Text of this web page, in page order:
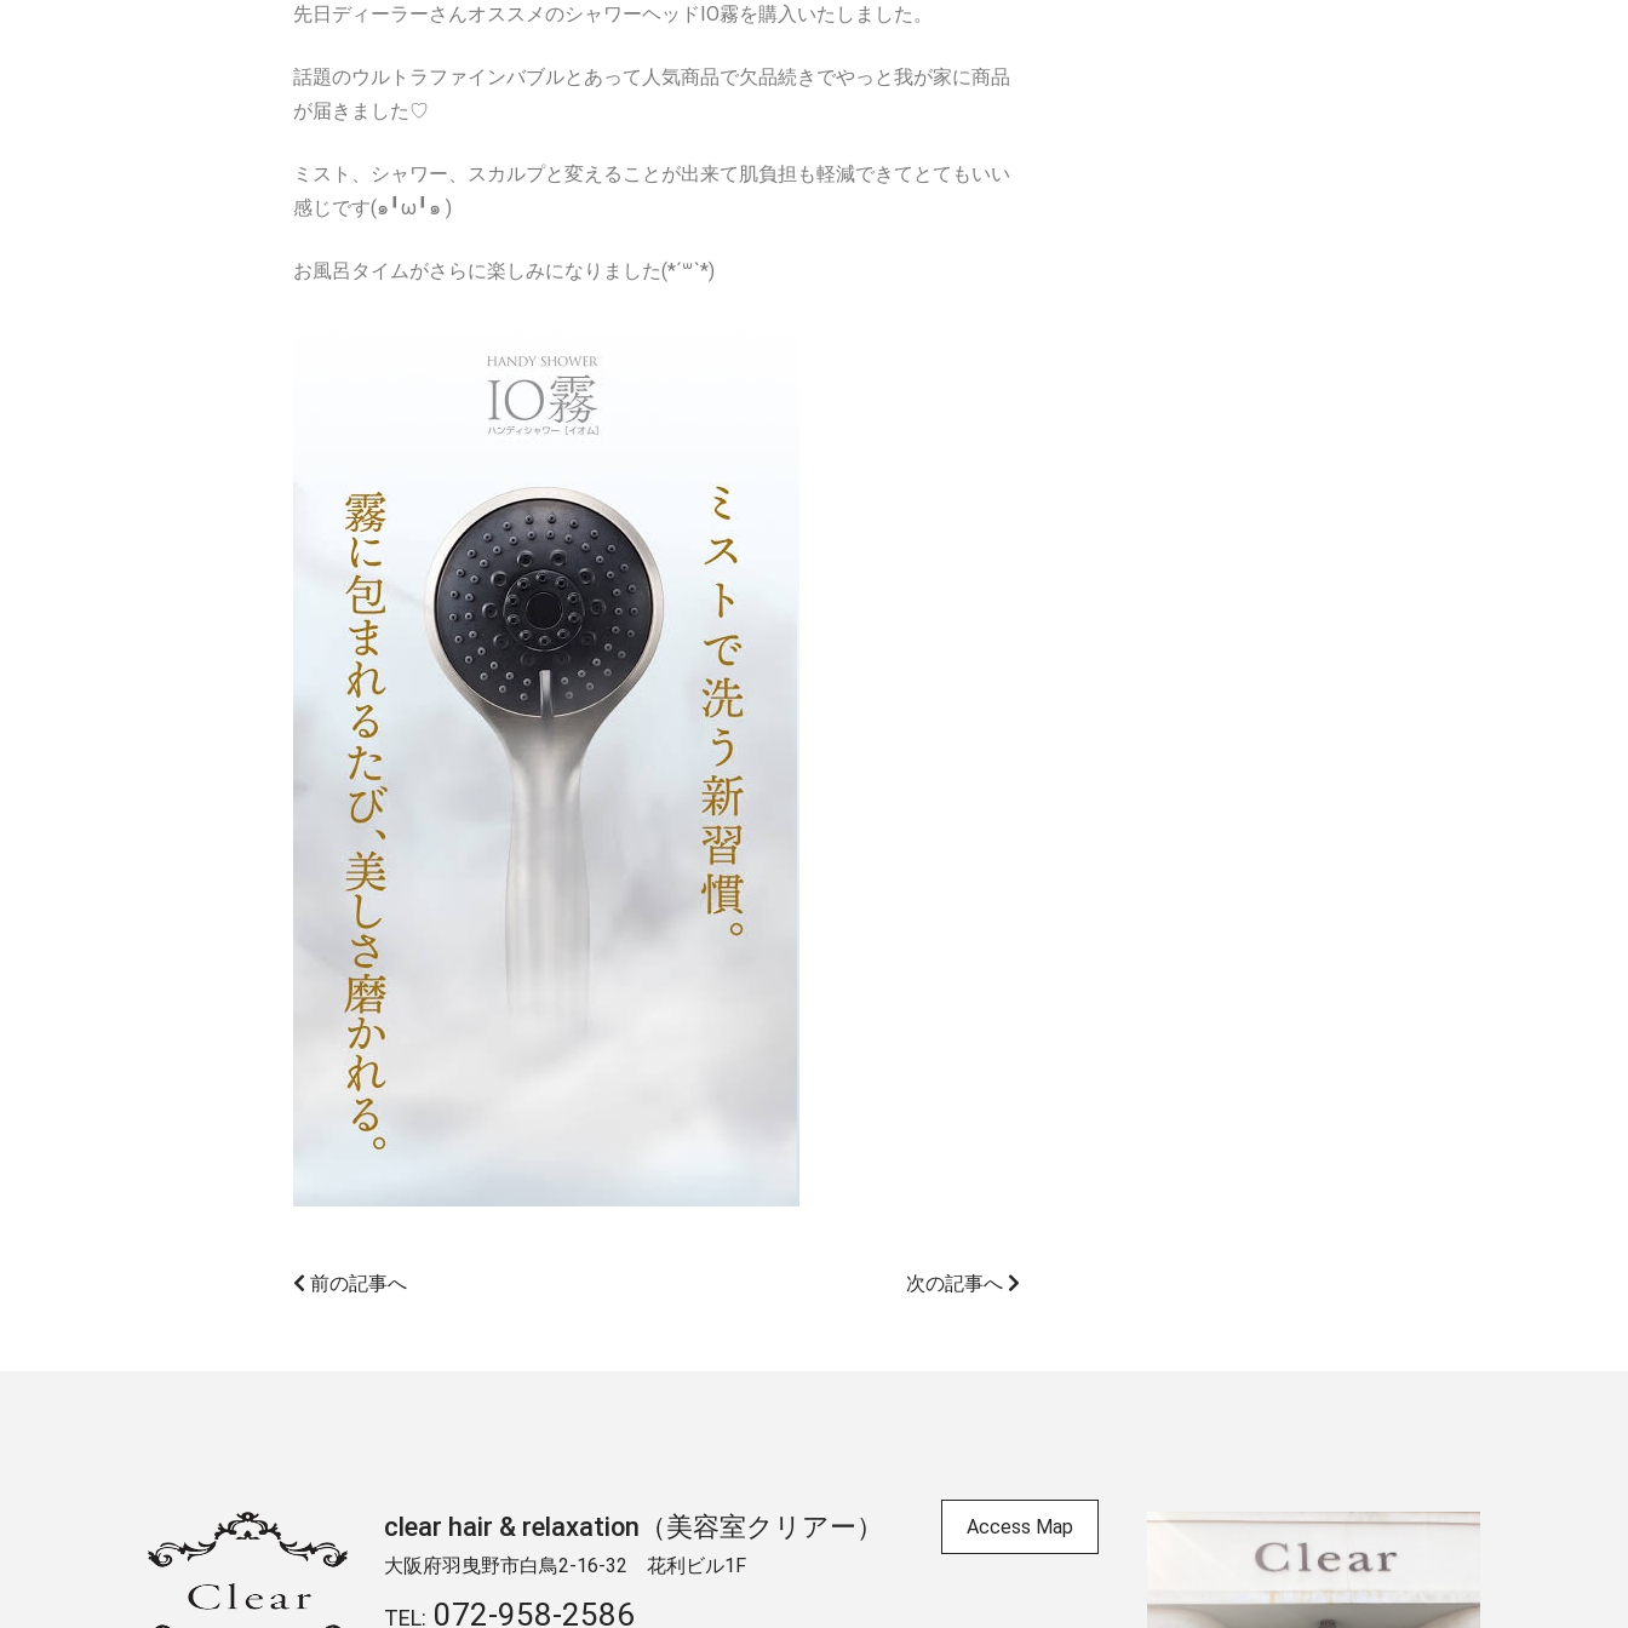
先日ディーラーさんオススメのシャワーヘッドIO霧を購入いたしました。
話題のウルトラファインバブルとあって人気商品で欠品続きでやっと我が家に商品
が届きました♡
ミスト、シャワー、スカルプと変えることが出来て肌負担も軽減できてとてもいい
感じです(๑╹ω╹๑ )
お風呂タイムがさらに楽しみになりました(*´꒳`*)
前の記事へ 次の記事へ
clear hair & relaxation（美容室クリアー）
大阪府羽曳野市白鳥2-16-32 ​花利ビル1F
TEL: 072-958-2586
Access Map